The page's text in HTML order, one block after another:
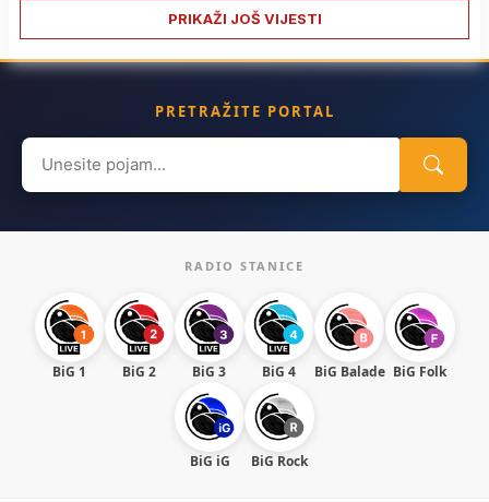
PRIKAŽI JOŠ VIJESTI
PRETRAŽITE PORTAL
Search
for:
RADIO STANICE
BiG 1 BiG 2 BiG 3 BiG 4 BiG Balade BiG Folk
BiG iG BiG Rock